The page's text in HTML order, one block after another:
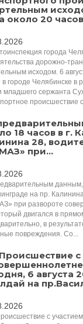
около 20
города
дорожно-
исходом. 6
в городе Челябинске
младшего сержанта
происшествие
18 часов в г.
28,
при...
данным,
на пр.
при развороте
двигался в
в
повреждения. Со...
с
6 августа
на
с